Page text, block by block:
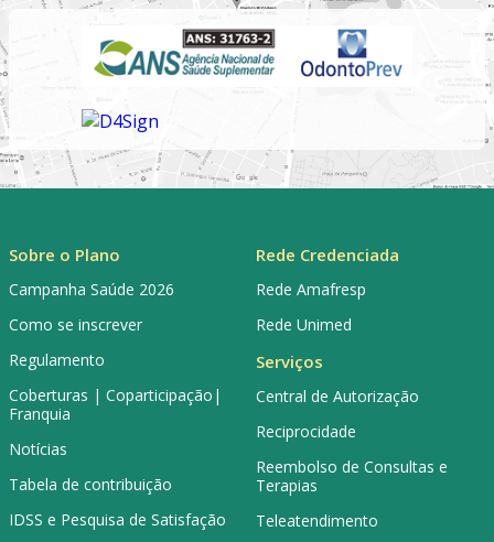
Sobre o Plano
Campanha Saúde 2026
Como se inscrever
Regulamento
Coberturas | Coparticipação|
Franquia
Notícias
Tabela de contribuição
IDSS e Pesquisa de Satisfação
Rede Credenciada
Rede Amafresp
Rede Unimed
Serviços
Central de Autorização
Reciprocidade
Reembolso de Consultas e
Terapias
Teleatendimento